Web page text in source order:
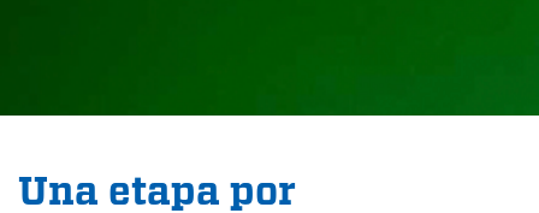
Una etapa por